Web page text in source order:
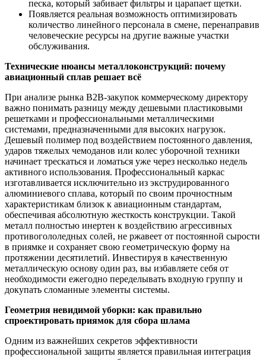
песка, который забивает фильтры и царапает щетки.
Появляется реальная возможность оптимизировать
количество линейного персонала в смене, перенаправив
человеческие ресурсы на другие важные участки
обслуживания.
Технические нюансы металлоконструкций: почему
авиационный сплав решает всё
При анализе рынка B2B-закупок коммерческому директору
важно понимать разницу между дешевыми пластиковыми
решетками и профессиональными металлическими
системами, предназначенными для высоких нагрузок.
Дешевый полимер под воздействием постоянного давления,
ударов тяжелых чемоданов или колес уборочной техники
начинает трескаться и ломаться уже через несколько недель
активного использования. Профессиональный каркас
изготавливается исключительно из экструдированного
алюминиевого сплава, который по своим прочностным
характеристикам близок к авиационным стандартам,
обеспечивая абсолютную жесткость конструкции. Такой
металл полностью инертен к воздействию агрессивных
противогололедных солей, не ржавеет от постоянной сырости
в приямке и сохраняет свою геометрическую форму на
протяжении десятилетий. Инвестируя в качественную
металлическую основу один раз, вы избавляете себя от
необходимости ежегодно переделывать входную группу и
докупать сломанные элементы системы.
Геометрия невидимой уборки: как правильно
спроектировать приямок для сбора шлама
Одним из важнейших секретов эффективности
профессиональной защиты является правильная интеграция